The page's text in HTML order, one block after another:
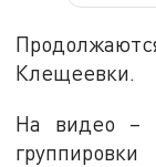
Клещеевки.
На видео –